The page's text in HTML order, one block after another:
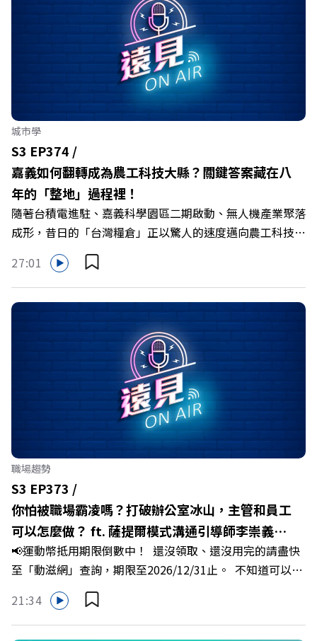
城市學
S3 EP374 /
嘉義如何翻轉成為農工科技大縣？關鍵答案藏在八
年的「整地」過程裡！
隨著台積電進駐、嘉義科學園區二期啟動、無人機產業聚落
成形，昔日的「台灣糧倉」正以驚人的速度邁向農工科技大
縣。在智慧農業、精品農產與「嘉義優鮮」品牌同步升級的
推動下，嘉義縣政府成功打破過往傳統農業縣的侷限，讓返
鄉子弟不僅能「回得來、留得下、活得好」，更為地方累積
迎向黃金十年的發展動能。 本集《遠見ON AIR》邀請嘉義
縣長翁章梁、立法委員蔡易餘、財信傳媒集團董事長謝金
河、紙風車劇團創辦人李永豐、以及嘉義縣人力發展所所長
許喻理。帶你深入剖析《嘉義被看見了》書中收錄的八年轉
型故事，讀懂這段洗天換地的歷程，並共同看見下一個黃金
十年的發展藍圖！ 🔺翁章梁縣長如何攜手團隊，在大牌林
立的科技版圖中搶先卡位亞創中心？🔺品牌如何雙重升級，
化傳統作物為高價值的精品品牌？🔺如何將自身的失敗學，
轉化為凝聚團隊與縣民認同感的力量？🔺在迎向黃金十年的
新局下，嘉義如何打造子弟能安心安居的未來？ 主持人／
遠見雜誌副社長兼遠見智庫總編輯 李建興 與談人／嘉義縣
縣長 翁章梁、立法委員 蔡易餘、財信傳媒集團董事長 謝金
河、紙風車劇團創辦人 李永豐、嘉義縣人力發展所所長 許
喻理+++++🎂歡慶遠見40歲生日！手速搶下破天荒的獨家
優惠>>>https://gvmkt.pse.is/9e5pbz✨關注《遠見》更多
的社群：LINE：https://reurl.cc/A4ELQpIG：
https://bit.ly/3AjBWNVYT：https://bit.ly/38jNi9k
27:01
職場趨勢
S3 EP373 /
你怕被職場霸凌嗎？打破辦公室冰山，主管和員工
可以怎麼做？ ft. 薩提爾模式溝通引導師李崇義、
謝佳芸
📢運動幣抵用期限倒數中！ 還沒領取、還沒用完的請盡快
至「動滋網」查詢，期限至2026/12/31止。 不知道可以在
哪裡使用嗎？ 上「動滋網」【合作店家】專區，全台五千
多家合作業者任你選，馬上來找適用地點！ ➡️
https://fstry.pse.is/9epct2 —— 以上為 FMTaiwan 與
21:34